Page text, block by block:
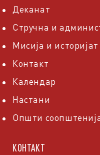
Деканат
Стручна и
Мисија и историјат
Контакт
Календар
Настани
Општи
КОНТАКТ